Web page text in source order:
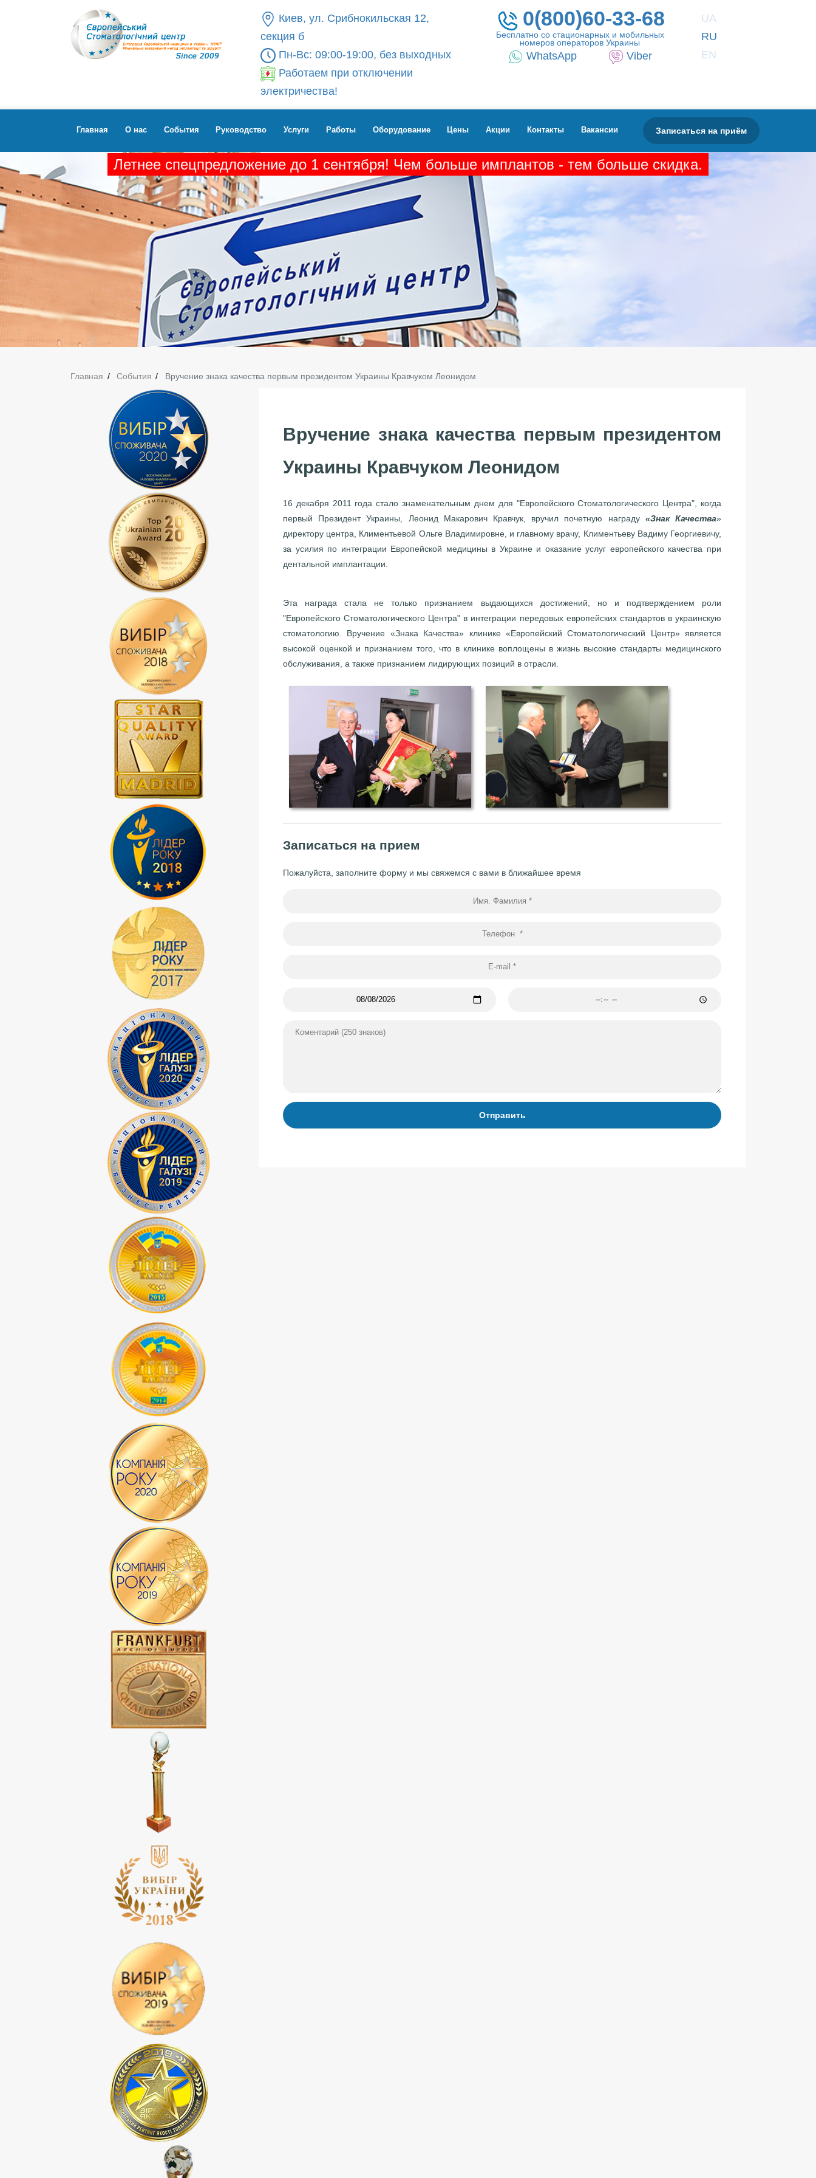
Киев, ул. Срибнокильская 12,
секция б
Пн-Вс: 09:00-19:00, без выходных
Работаем при отключении
электричества!
0(800)60-33-68
Бесплатно со стационарных и мобильных
номеров операторов Украины
WhatsApp Viber
UA
RU
EN
Главная О нас Cобытия Руководство Услуги Работы Оборудование Цены Акции Контакты Вакансии Записаться на приём
Летнее спецпредложение до 1 сентября! Чем больше имплантов - тем больше скидка.
Главная События Вручение знака качества первым президентом Украины Кравчуком Леонидом
Вручение знака качества первым президентом
Украины Кравчуком Леонидом
16 декабря 2011 года стало знаменательным днем для "Европейского Стоматологического Центра", когда
первый Президент Украины, Леонид Макарович Кравчук, вручил почетную награду «Знак Качества»
директору центра, Климентьевой Ольге Владимировне, и главному врачу, Климентьеву Вадиму Георгиевичу,
за усилия по интеграции Европейской медицины в Украине и оказание услуг европейского качества при
дентальной имплантации.
Эта награда стала не только признанием выдающихся достижений, но и подтверждением роли
"Европейского Стоматологического Центра" в интеграции передовых европейских стандартов в украинскую
стоматологию. Вручение «Знака Качества» клинике «Европейский Стоматологический Центр» является
высокой оценкой и признанием того, что в клинике воплощены в жизнь высокие стандарты медицинского
обслуживания, а также признанием лидирующих позиций в отрасли.
Записаться на прием
Пожалуйста, заполните форму и мы свяжемся с вами в ближайшее время
Отправить